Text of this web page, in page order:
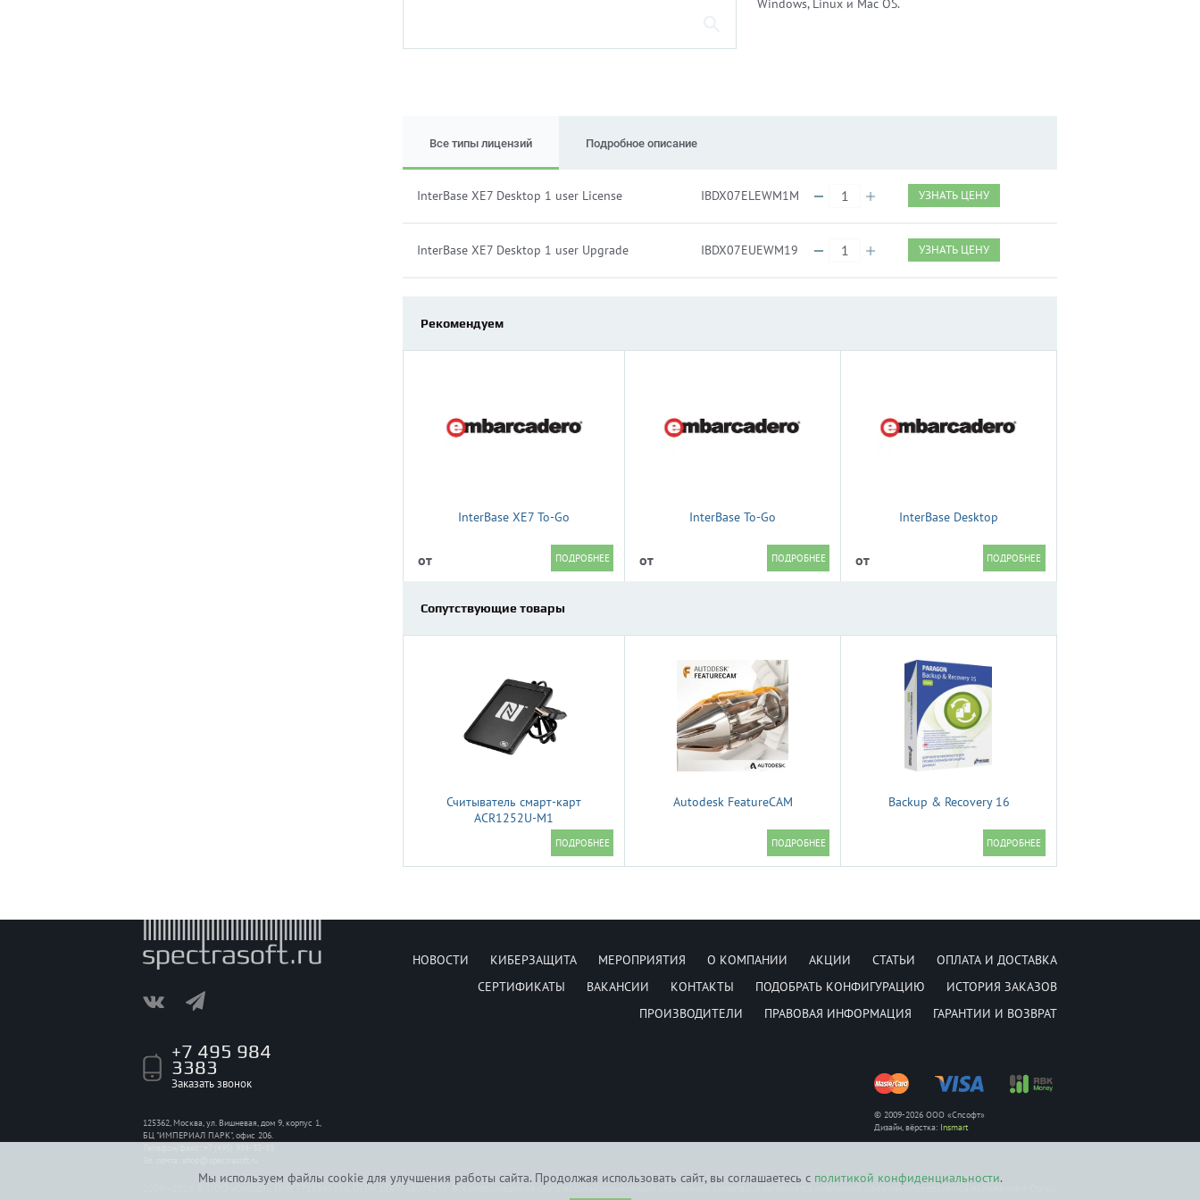
Мы используем файлы cookie для улучшения работы сайта. Продолжая использовать сайт, вы соглашаетесь с политикой конфиденциальности.
Windows, Linux и Mac OS.
Все типы лицензий Подробное описание
InterBase XE7 Desktop 1 user License IBDX07ELEWM1M УЗНАТЬ ЦЕНУ
InterBase XE7 Desktop 1 user Upgrade IBDX07EUEWM19 УЗНАТЬ ЦЕНУ
Рекомендуем
InterBase XE7 To-Go
от
InterBase To-Go
от
InterBase Desktop
от
Сопутствующие товары
Считыватель смарт-карт
ACR1252U-M1
Autodesk FeatureCAM Backup & Recovery 16
+7 495 984
3383
Заказать звонок
125362, Москва, ул. Вишневая, дом 9, корпус 1,
БЦ "ИМПЕРИАЛ ПАРК", офис 206.
НОВОСТИ КИБЕРЗАЩИТА МЕРОПРИЯТИЯ О КОМПАНИИ АКЦИИ СТАТЬИ
ОПЛАТА И ДОСТАВКА
СЕРТИФИКАТЫ
ВАКАНСИИ КОНТАКТЫ ПОДОБРАТЬ КОНФИГУРАЦИЮ
ИСТОРИЯ ЗАКАЗОВ
ПРОИЗВОДИТЕЛИ
ПРАВОВАЯ ИНФОРМАЦИЯ ГАРАНТИИ И ВОЗВРАТ
© 2009-2026 ООО «Спсофт»
Дизайн, вёрстка: Insmart
2009—2026 © ООО «Спсофт», ИНН 7718965696, ОГРН 1147746074255. Вся информация на сайте носит исключительно справочный характер, и не является публичной офертой, определяемой положением Статьи